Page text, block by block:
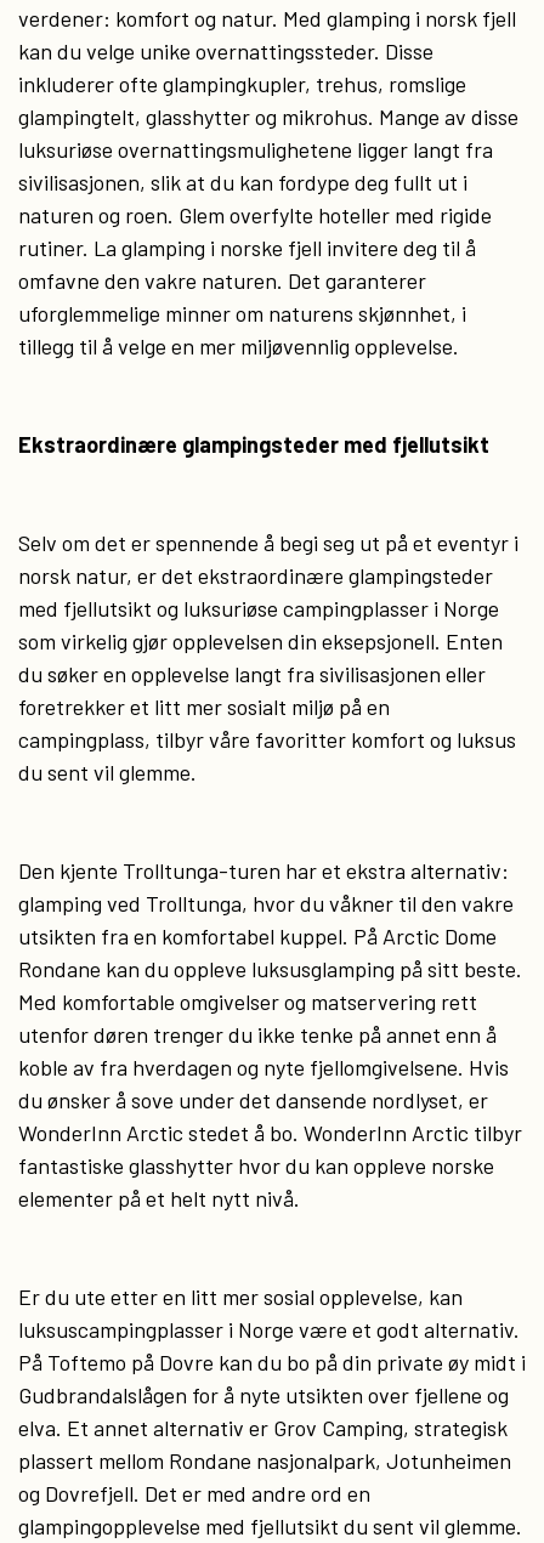
verdener: komfort og natur. Med glamping i norsk fjell
kan du velge unike overnattingssteder. Disse
inkluderer ofte glampingkupler, trehus, romslige
glampingtelt, glasshytter og mikrohus. Mange av disse
luksuriøse overnattingsmulighetene ligger langt fra
sivilisasjonen, slik at du kan fordype deg fullt ut i
naturen og roen. Glem overfylte hoteller med rigide
rutiner. La glamping i norske fjell invitere deg til å
omfavne den vakre naturen. Det garanterer
uforglemmelige minner om naturens skjønnhet, i
tillegg til å velge en mer miljøvennlig opplevelse.
Ekstraordinære glampingsteder med fjellutsikt
Selv om det er spennende å begi seg ut på et eventyr i
norsk natur, er det ekstraordinære glampingsteder
med fjellutsikt og luksuriøse campingplasser i Norge
som virkelig gjør opplevelsen din eksepsjonell. Enten
du søker en opplevelse langt fra sivilisasjonen eller
foretrekker et litt mer sosialt miljø på en
campingplass, tilbyr våre favoritter komfort og luksus
du sent vil glemme.
Den kjente Trolltunga-turen har et ekstra alternativ:
glamping ved Trolltunga, hvor du våkner til den vakre
utsikten fra en komfortabel kuppel. På Arctic Dome
Rondane kan du oppleve luksusglamping på sitt beste.
Med komfortable omgivelser og matservering rett
utenfor døren trenger du ikke tenke på annet enn å
koble av fra hverdagen og nyte fjellomgivelsene. Hvis
du ønsker å sove under det dansende nordlyset, er
WonderInn Arctic stedet å bo. WonderInn Arctic tilbyr
fantastiske glasshytter hvor du kan oppleve norske
elementer på et helt nytt nivå.
Er du ute etter en litt mer sosial opplevelse, kan
luksuscampingplasser i Norge være et godt alternativ.
På Toftemo på Dovre kan du bo på din private øy midt i
Gudbrandalslågen for å nyte utsikten over fjellene og
elva. Et annet alternativ er Grov Camping, strategisk
plassert mellom Rondane nasjonalpark, Jotunheimen
og Dovrefjell. Det er med andre ord en
glampingopplevelse med fjellutsikt du sent vil glemme.